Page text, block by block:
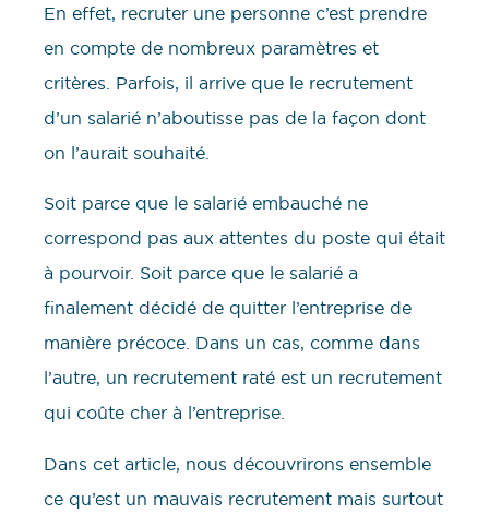
En effet, recruter une personne c’est prendre
en compte de nombreux paramètres et
critères. Parfois, il arrive que le recrutement
d’un salarié n’aboutisse pas de la façon dont
on l’aurait souhaité.
Soit parce que le salarié embauché ne
correspond pas aux attentes du poste qui était
à pourvoir. Soit parce que le salarié a
finalement décidé de quitter l’entreprise de
manière précoce. Dans un cas, comme dans
l’autre, un recrutement raté est un recrutement
qui coûte cher à l’entreprise.
Dans cet article, nous découvrirons ensemble
ce qu’est un mauvais recrutement mais surtout